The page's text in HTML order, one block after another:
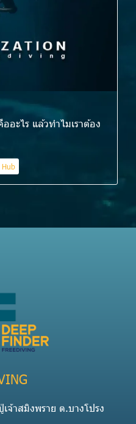
ออะไร แล้วทำไมเราต้อง
Hub
จ้าสมิงพราย ต.บางโปรง